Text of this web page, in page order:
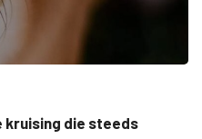
kruising die steeds